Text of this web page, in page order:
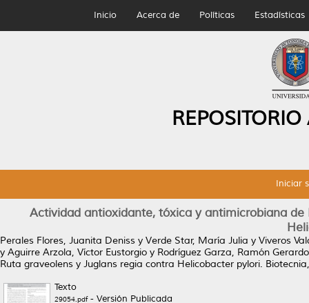
Inicio Acerca de Políticas Estadísticas
Iniciar
Actividad antioxidante, tóxica y antimicrobiana
Perales Flores, Juanita Deniss y Verde Star, María Julia y Viveros
y Aguirre Arzola, Víctor Eustorgio y Rodríguez Garza, Ramón Gerardo
Ruta graveolens y Juglans regia contra Helicobacter pylori.
Texto
29054.pdf- Versión Publicada